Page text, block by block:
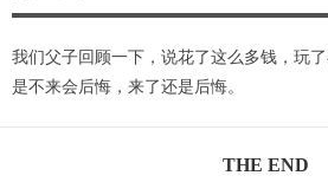
我们父子回顾一下，说花了这么多钱，玩
是不来会后悔，来了还是后悔。
THE END